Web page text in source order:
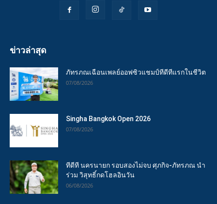
ข่าวล่าสุด
ภัทรภณเฉือนเพลย์ออฟซิวแชมป์ทีดีทีแรกในชีวิต
07/08/2026
Singha Bangkok Open 2026
07/08/2026
ทีดีที นครนายก รอบสองไม่จบ ศุภกิจ-ภัทรภณ นำ
ร่วม วิสุทธิ์กดโฮลอินวัน
06/08/2026